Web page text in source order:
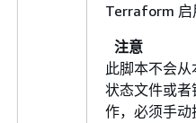
Terraform 启
注意
此脚本不会
状态文件或
作，必须手动